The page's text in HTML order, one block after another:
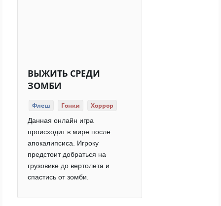
ВЫЖИТЬ СРЕДИ
ЗОМБИ
Флеш Гонки Хоррор
Данная онлайн игра
происходит в мире после
апокалипсиса. Игроку
предстоит добраться на
грузовике до вертолета и
спастись от зомби.